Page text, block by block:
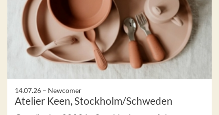
14.07.26 – Newcomer
Atelier Keen, Stockholm/Schweden